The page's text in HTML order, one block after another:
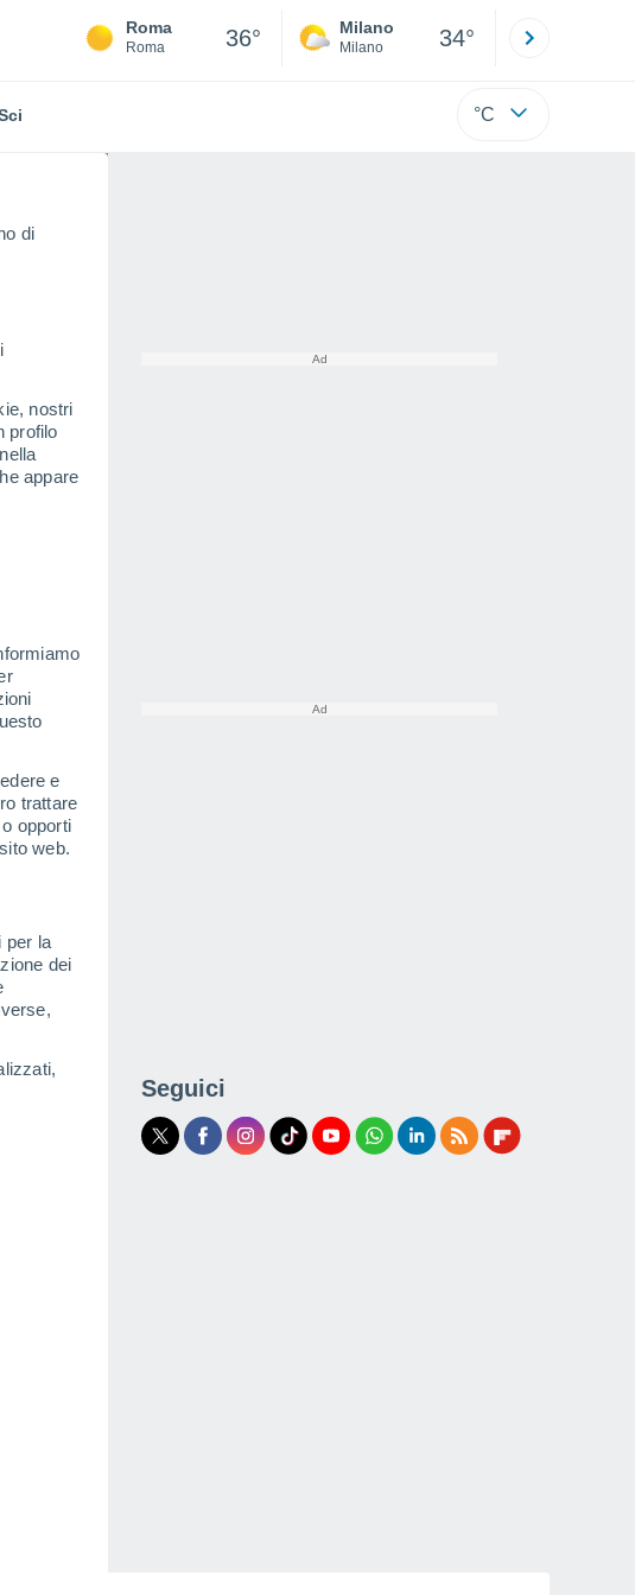
di
nostri
profilo
appare
e
trattare
opporti
web.
per la
dei
Roma
Roma 36° Milano
Milano 34°
°C
Seguici